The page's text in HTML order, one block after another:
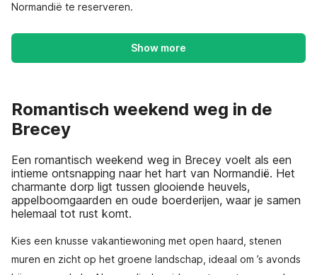
Normandië te reserveren.
Show more
Romantisch weekend weg in de
Brecey
Een romantisch weekend weg in Brecey voelt als een
intieme ontsnapping naar het hart van Normandië. Het
charmante dorp ligt tussen glooiende heuvels,
appelboomgaarden en oude boerderijen, waar je samen
helemaal tot rust komt.
Kies een knusse vakantiewoning met open haard, stenen
muren en zicht op het groene landschap, ideaal om ’s avonds